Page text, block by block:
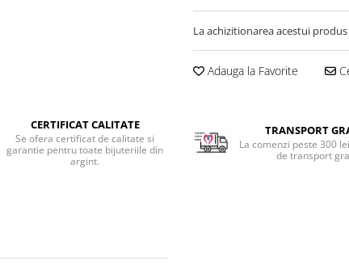
La achizitionarea acestui
Adauga la Favorite
CERTIFICAT CALITATE
Se ofera certificat de calitate si
garantie pentru toate bijuteriile din
argint.
TRANSPORT
La comenzi peste 300
de transport